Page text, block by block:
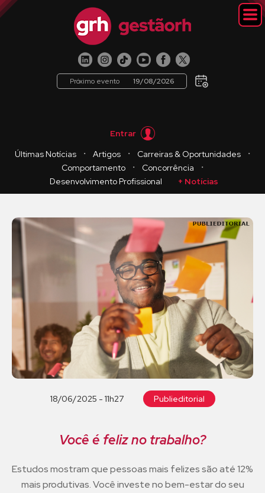
Próximo evento 19/08/2026
Entrar
Últimas Notícias
・ Artigos ・ Carreiras & Oportunidades
・
Comportamento
・ Concorrência
・
Desenvolvimento Profissional
+ Notícias
18/06/2025 - 11h27 Publieditorial
Você é feliz no trabalho?
Estudos mostram que pessoas mais felizes são até 12%
mais produtivas. Você investe no bem-estar do seu